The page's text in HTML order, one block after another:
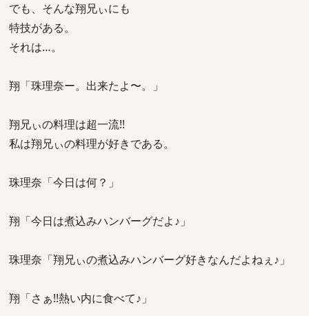
でも、そんな翔兄ぃにも
特技がある。
それは…。
翔「珠理奈ー。出来たよ〜。」
翔兄ぃの料理は超一流!!
私は翔兄ぃの料理が好きである。
珠理奈「今日は何？」
翔「今日は煮込みハンバーグだよ♪」
珠理奈「翔兄ぃの煮込みハンバーグ好きなんだよねぇ♪」
翔「さぁ!!熱い内に食べて♪」